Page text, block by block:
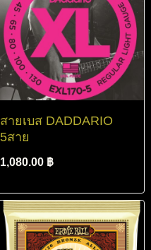
สายเบส DADDARIO
5สาย
1,080.00 ฿